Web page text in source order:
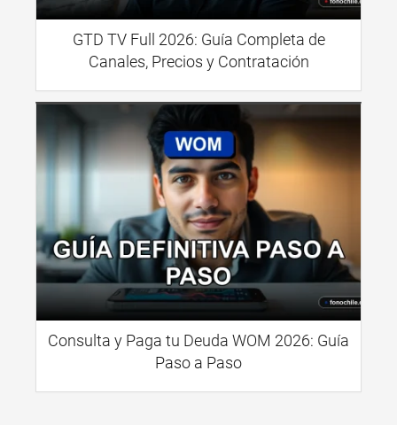
GTD TV Full 2026: Guía Completa de
Canales, Precios y Contratación
Consulta y Paga tu Deuda WOM 2026: Guía
Paso a Paso